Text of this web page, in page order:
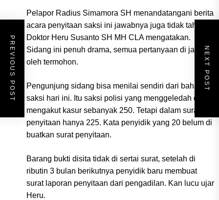
Pelapor Radius Simamora SH menandatangani berita
acara penyitaan saksi ini jawabnya juga tidak tahu.
Doktor Heru Susanto SH MH CLA mengatakan.
Sidang ini penuh drama, semua pertanyaan di jawab
oleh termohon.
Pengunjung sidang bisa menilai sendiri dari bahasa
saksi hari ini. Itu saksi polisi yang menggeledah dan
mengakut kasur sebanyak 250. Tetapi dalam surat
penyitaan hanya 225. Kata penyidik yang 20 belum di
buatkan surat penyitaan.
Barang bukti disita tidak di sertai surat, setelah di
ributin 3 bulan berikutnya penyidik baru membuat
surat laporan penyitaan dari pengadilan. Kan lucu ujar
Heru.
PREVIOUS POST NEXT POST